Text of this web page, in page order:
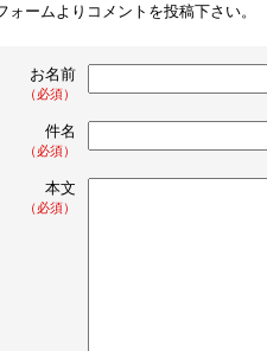
ォームよりコメントを投稿下さい。
お名前
（必須）
件名
（必須）
本文
（必須）